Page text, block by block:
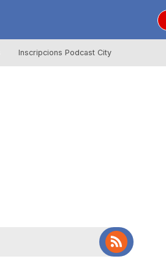
Inscripcions Podcast City